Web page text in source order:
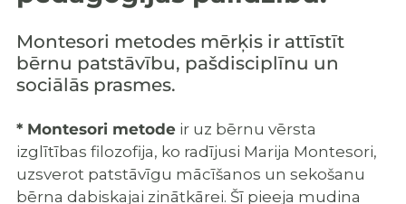
Montesori metodes mērķis ir attīstīt
bērnu patstāvību, pašdisciplīnu un
sociālās prasmes.
* Montesori metodeir uz bērnu vērsta
izglītības filozofija, ko radījusi Marija Montesori,
uzsverot patstāvīgu mācīšanos un sekošanu
bērna dabiskajai zinātkārei. Šī pieeja mudina